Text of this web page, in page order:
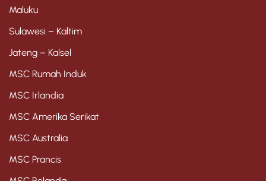
Maluku
Sulawesi – Kaltim
Jateng – Kalsel
MSC Rumah Induk
MSC Irlandia
MSC Amerika Serikat
MSC Australia
MSC Prancis